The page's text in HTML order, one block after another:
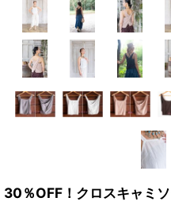
30％OFF！クロスキャミ